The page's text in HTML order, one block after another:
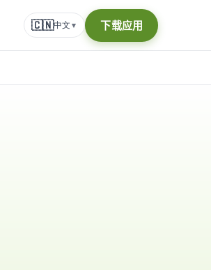
🇨🇳中文 ▾ 下载应用